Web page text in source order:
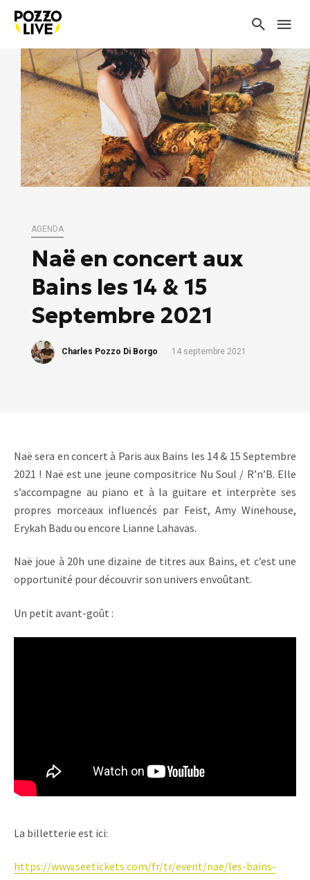
AGENDA
Naë en concert aux
Bains les 14 & 15
Septembre 2021
Charles Pozzo Di Borgo 14 septembre 2021
Naë sera en concert à Paris aux Bains les 14 & 15 Septembre
2021 ! Naë est une jeune compositrice Nu Soul / R’n’B. Elle
s’accompagne au piano et à la guitare et interprète ses
propres morceaux influencés par Feist, Amy Winehouse,
Erykah Badu ou encore Lianne Lahavas.
Naë joue à 20h une dizaine de titres aux Bains, et c’est une
opportunité pour découvrir son univers envoûtant.
Un petit avant-goût :
La billetterie est ici:
https://www.seetickets.com/fr/tr/event/nae/les-bains-